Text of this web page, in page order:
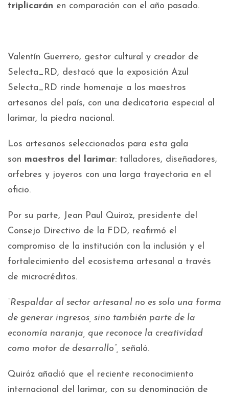
triplicarán en comparación con el año pasado.
Valentín Guerrero, gestor cultural y creador de
Selecta_RD, destacó que la exposición Azul
Selecta_RD rinde homenaje a los maestros
artesanos del país, con una dedicatoria especial al
larimar, la piedra nacional.
Los artesanos seleccionados para esta gala
son maestros del larimar: talladores, diseñadores,
orfebres y joyeros con una larga trayectoria en el
oficio.
Por su parte, Jean Paul Quiroz, presidente del
Consejo Directivo de la FDD, reafirmó el
compromiso de la institución con la inclusión y el
fortalecimiento del ecosistema artesanal a través
de microcréditos.
“Respaldar al sector artesanal no es solo una forma
de generar ingresos, sino también parte de la
economía naranja, que reconoce la creatividad
como motor de desarrollo”, señaló.
Quiróz añadió que el reciente reconocimiento
internacional del larimar, con su denominación de